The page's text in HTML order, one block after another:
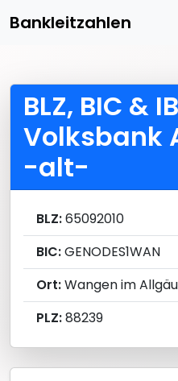
Bankleitzahlen
BLZ, BIC &
Volksbank
-alt-
BLZ:65092010
BIC:GENODES1WAN
Ort:Wangen im Allgäu
PLZ:88239